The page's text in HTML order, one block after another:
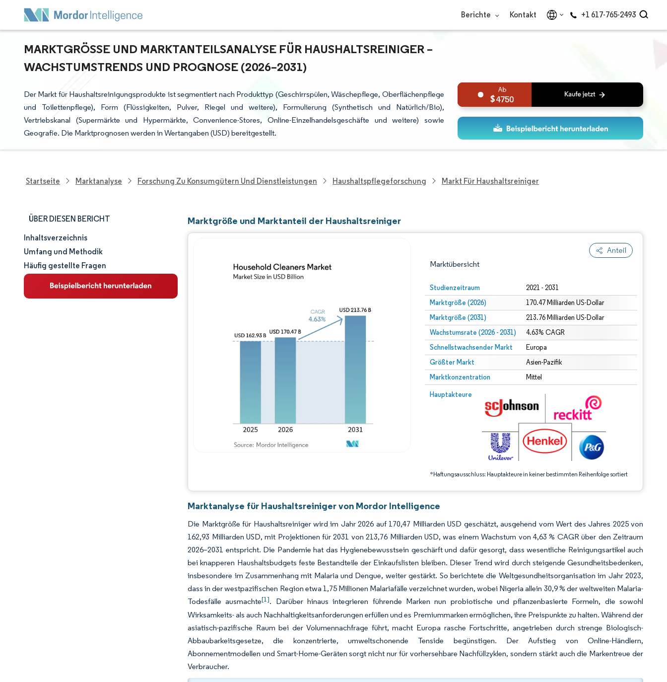
Berichte Kontakt +1 617-765-2493
MARKTGRÖSSE UND MARKTANTEILSANALYSE FÜR HAUSHALTSREINIGER – W
ACHSTUMSTRENDS UND PROGNOSE (2026–2031)
Der Markt für Haushaltsreinigungsprodukte ist segmentiert nach Produkttyp (Geschirrspülen, Wäschepflege, Oberflächenpflege
und Toilettenpflege), Form (Flüssigkeiten, Pulver, Riegel und weitere), Formulierung (Synthetisch und Natürlich/Bio),
Vertriebskanal (Supermärkte und Hypermärkte, Convenience-Stores, Online-Einzelhandelsgeschäfte und weitere) sowie
Geografie. Die Marktprognosen werden in Wertangaben (USD) bereitgestellt.
4750
Startseite Marktanalyse Forschung Zu Konsumgütern Und Dienstleistungen Haushaltspflegeforschung Markt Für Haushaltsreiniger
ÜBER DIESEN BERICHT
Marktgröße und -anteil
Marktanalyse
Trends und Einblicke
Inhaltsverzeichnis
Umfang und Methodik
Häufig gestellte Fragen
Marktgröße und Marktanteil der Haushaltsreiniger
Anteil
Marktübersicht
Studienzeitraum 2021 - 2031
Marktgröße (2026) 170.47 Milliarden US-Dollar
Marktgröße (2031) 213.76 Milliarden US-Dollar
Wachstumsrate (2026 - 2031) 4.63% CAGR
Schnellstwachsender Markt Europa
Größter Markt Asien-Pazifik
Marktkonzentration Mittel
Hauptakteure
*Haftungsausschluss: Hauptakteure in keiner bestimmten Reihenfolge sortiert
Bild © Mordor Intelligence. Wiederverwendung erfordert Namensnennung gemäß CC BY 4.0.
Bild © Mordor Intelligence. Wiederverwendung erfordert Namensnennung gemäß CC BY 4.0.
Marktanalyse für Haushaltsreiniger von Mordor Intelligence
Die Marktgröße für Haushaltsreiniger wird im Jahr 2026 auf 170,47 Milliarden USD geschätzt, ausgehend vom Wert des Jahres 2025 von
162,93 Milliarden USD, mit Projektionen für 2031 von 213,76 Milliarden USD, was einem Wachstum von 4,63 % CAGR über den Zeitraum
2026–2031 entspricht. Die Pandemie hat das Hygienebewusstsein geschärft und dafür gesorgt, dass wesentliche Reinigungsartikel auch
bei knapperen Haushaltsbudgets feste Bestandteile der Einkaufslisten bleiben. Dieser Trend wird durch steigende Gesundheitsbedenken,
insbesondere im Zusammenhang mit Malaria und Dengue, weiter gestärkt. So berichtete die Weltgesundheitsorganisation im Jahr 2023,
dass in der westpazifischen Region etwa 1,75 Millionen Malariafälle verzeichnet wurden, wobei Nigeria allein 30,9 % der weltweiten Malaria-
Todesfälle ausmachte[1]. Darüber hinaus integrieren führende Marken nun probiotische und pflanzenbasierte Formeln, die sowohl
Wirksamkeits- als auch Nachhaltigkeitsanforderungen erfüllen und es Premiummarken ermöglichen, ihre Preispunkte zu halten. Während der
asiatisch-pazifische Raum bei der Volumennachfrage führt, macht Europa rasche Fortschritte, angetrieben durch strenge Biologisch-
Abbaubarkeitsgesetze, die konzentrierte, umweltschonende Tenside begünstigen. Der Aufstieg von Online-Händlern,
Abonnementmodellen und Smart-Home-Geräten sorgt nicht nur für vorhersehbare Nachfüllzyklen, sondern stärkt auch die Markentreue der
Verbraucher.